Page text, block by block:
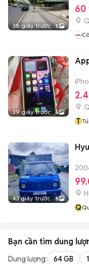
38 giây trước 5
60
39 giây trước 5
T Tú
43 giây trước 5
Q
Bạn cần tìm dung
Dung lượng: 64 GB